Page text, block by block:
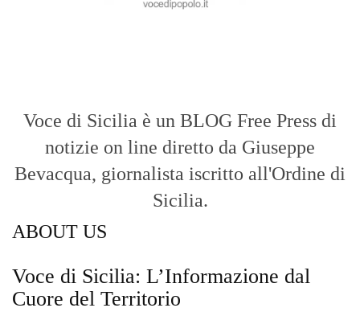
Voce di Sicilia è un BLOG Free Press di
notizie on line diretto da Giuseppe
Bevacqua, giornalista iscritto all'Ordine di
Sicilia.
ABOUT US
Voce di Sicilia: L’Informazione dal
Cuore del Territorio